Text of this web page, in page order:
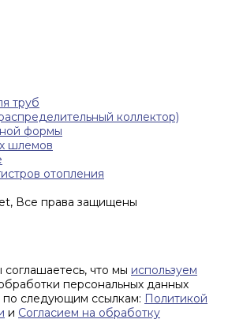
труб
коллектор)
формы
шлемов
отопления
Все права защищены
соглашаетесь, что мы используем
персональных данных
по следующим ссылкам: Политикой
и Согласием на обработку